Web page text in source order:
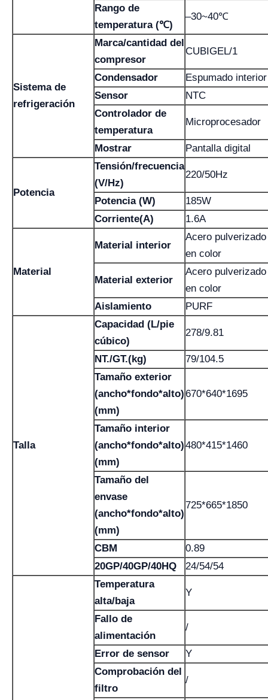
Rango de
temperatura (℃)
–30~40℃
Sistema de
refrigeración
Marca/cantidad del
compresor
CUBIGEL/1
Condensador
Espumado interior
Sensor
NTC
Controlador de
temperatura
Microprocesador
Mostrar Pantalla digital
Potencia
Tensión/frecuencia
(V/Hz)
220/50Hz
Potencia (W)
185W
Corriente(A)
1.6A
Material
Material interior
Acero pulverizado
en color
Material exterior
Acero pulverizado
en color
Aislamiento
PURF
Talla
Capacidad (L/pie
cúbico)
278/9.81
NT./GT.(kg)
79/104.5
Tamaño exterior
(ancho*fondo*alto)
(mm)
670*640*1695
Tamaño interior
(ancho*fondo*alto)
(mm)
480*415*1460
Tamaño del
envase
(ancho*fondo*alto)
(mm)
725*665*1850
CBM
0.89
20GP/40GP/40HQ
24/54/54
Temperatura
alta/baja
Y
Fallo de
alimentación
/
Error de sensor
Y
Comprobación del
filtro
/